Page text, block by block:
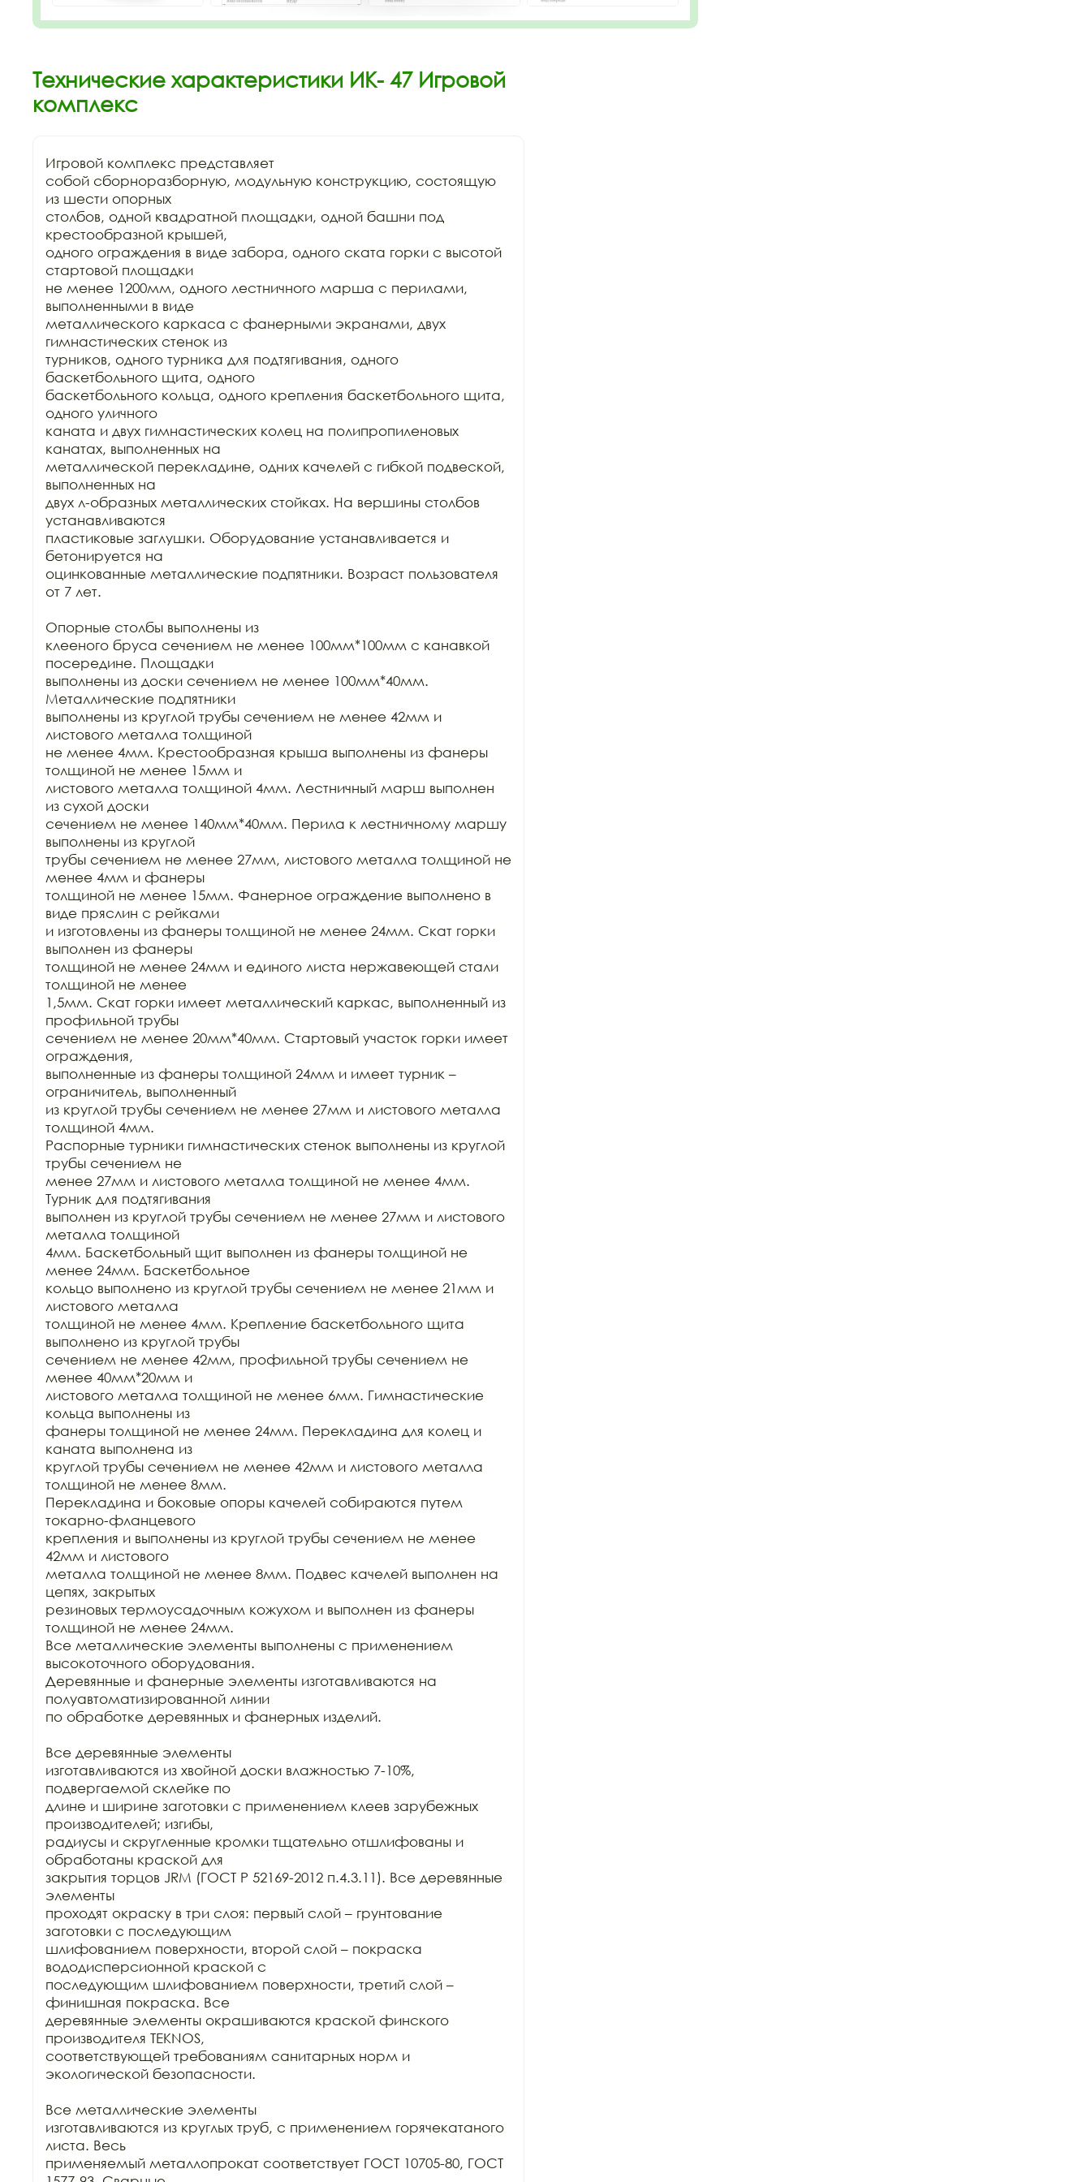
Технические характеристики ИК- 47 Игровой
комплекс
Игровой комплекс представляет
собой сборноразборную, модульную конструкцию, состоящую
из шести опорных
столбов, одной квадратной площадки, одной башни под
крестообразной крышей,
одного ограждения в виде забора, одного ската горки с высотой
стартовой площадки
не менее 1200мм, одного лестничного марша с перилами,
выполненными в виде
металлического каркаса с фанерными экранами, двух
гимнастических стенок из
турников, одного турника для подтягивания, одного
баскетбольного щита, одного
баскетбольного кольца, одного крепления баскетбольного щита,
одного уличного
каната и двух гимнастических колец на полипропиленовых
канатах, выполненных на
металлической перекладине, одних качелей с гибкой подвеской,
выполненных на
двух л-образных металлических стойках. На вершины столбов
устанавливаются
пластиковые заглушки. Оборудование устанавливается и
бетонируется на
оцинкованные металлические подпятники. Возраст пользователя
от 7 лет.
Опорные столбы выполнены из
клееного бруса сечением не менее 100мм*100мм с канавкой
посередине. Площадки
выполнены из доски сечением не менее 100мм*40мм.
Металлические подпятники
выполнены из круглой трубы сечением не менее 42мм и
листового металла толщиной
не менее 4мм. Крестообразная крыша выполнены из фанеры
толщиной не менее 15мм и
листового металла толщиной 4мм. Лестничный марш выполнен
из сухой доски
сечением не менее 140мм*40мм. Перила к лестничному маршу
выполнены из круглой
трубы сечением не менее 27мм, листового металла толщиной не
менее 4мм и фанеры
толщиной не менее 15мм. Фанерное ограждение выполнено в
виде пряслин с рейками
и изготовлены из фанеры толщиной не менее 24мм. Скат горки
выполнен из фанеры
толщиной не менее 24мм и единого листа нержавеющей стали
толщиной не менее
1,5мм. Скат горки имеет металлический каркас, выполненный из
профильной трубы
сечением не менее 20мм*40мм. Стартовый участок горки имеет
ограждения,
выполненные из фанеры толщиной 24мм и имеет турник –
ограничитель, выполненный
из круглой трубы сечением не менее 27мм и листового металла
толщиной 4мм.
Распорные турники гимнастических стенок выполнены из круглой
трубы сечением не
менее 27мм и листового металла толщиной не менее 4мм.
Турник для подтягивания
выполнен из круглой трубы сечением не менее 27мм и листового
металла толщиной
4мм. Баскетбольный щит выполнен из фанеры толщиной не
менее 24мм. Баскетбольное
кольцо выполнено из круглой трубы сечением не менее 21мм и
листового металла
толщиной не менее 4мм. Крепление баскетбольного щита
выполнено из круглой трубы
сечением не менее 42мм, профильной трубы сечением не
менее 40мм*20мм и
листового металла толщиной не менее 6мм. Гимнастические
кольца выполнены из
фанеры толщиной не менее 24мм. Перекладина для колец и
каната выполнена из
круглой трубы сечением не менее 42мм и листового металла
толщиной не менее 8мм.
Перекладина и боковые опоры качелей собираются путем
токарно-фланцевого
крепления и выполнены из круглой трубы сечением не менее
42мм и листового
металла толщиной не менее 8мм. Подвес качелей выполнен на
цепях, закрытых
резиновых термоусадочным кожухом и выполнен из фанеры
толщиной не менее 24мм.
Все металлические элементы выполнены с применением
высокоточного оборудования.
Деревянные и фанерные элементы изготавливаются на
полуавтоматизированной линии
по обработке деревянных и фанерных изделий.
Все деревянные элементы
изготавливаются из хвойной доски влажностью 7-10%,
подвергаемой склейке по
длине и ширине заготовки с применением клеев зарубежных
производителей; изгибы,
радиусы и скругленные кромки тщательно отшлифованы и
обработаны краской для
закрытия торцов JRM (ГОСТ Р 52169-2012 п.4.3.11). Все деревянные
элементы
проходят окраску в три слоя: первый слой – грунтование
заготовки с последующим
шлифованием поверхности, второй слой – покраска
вододисперсионной краской с
последующим шлифованием поверхности, третий слой –
финишная покраска. Все
деревянные элементы окрашиваются краской финского
производителя TEKNOS,
соответствующей требованиям санитарных норм и
экологической безопасности.
Все металлические элементы
изготавливаются из круглых труб, с применением горячекатаного
листа. Весь
применяемый металлопрокат соответствует ГОСТ 10705-80, ГОСТ